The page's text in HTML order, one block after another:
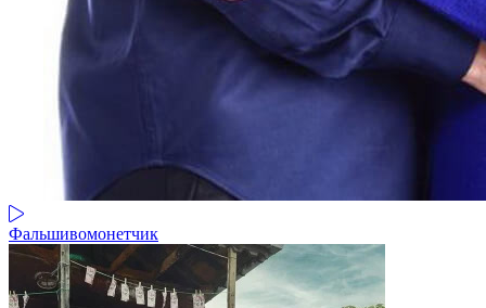
Фальшивомонетчик